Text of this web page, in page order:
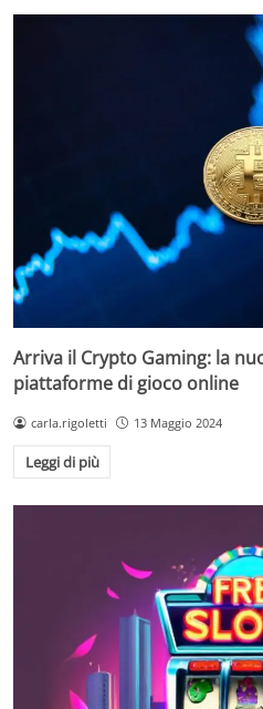
Arriva il Crypto Gaming: la
piattaforme di gioco online
carla.rigoletti 13 Maggio 2024
Leggi di più